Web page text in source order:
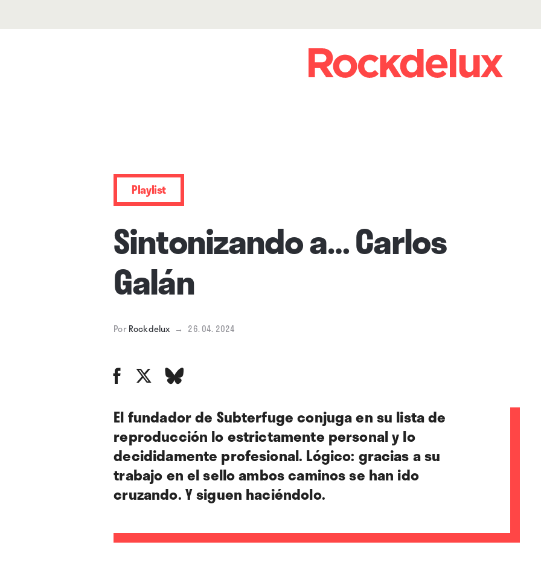
Playlist
Sintonizando a… Carlos
Galán
Por Rockdelux → 26. 04. 2024
El fundador de Subterfuge conjuga en su lista de
reproducción lo estrictamente personal y lo
decididamente profesional. Lógico: gracias a su
trabajo en el sello ambos caminos se han ido
cruzando. Y siguen haciéndolo.